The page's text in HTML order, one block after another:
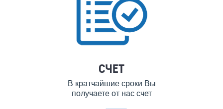
СЧЕТ
В кратчайшие сроки Вы
получаете от нас счет